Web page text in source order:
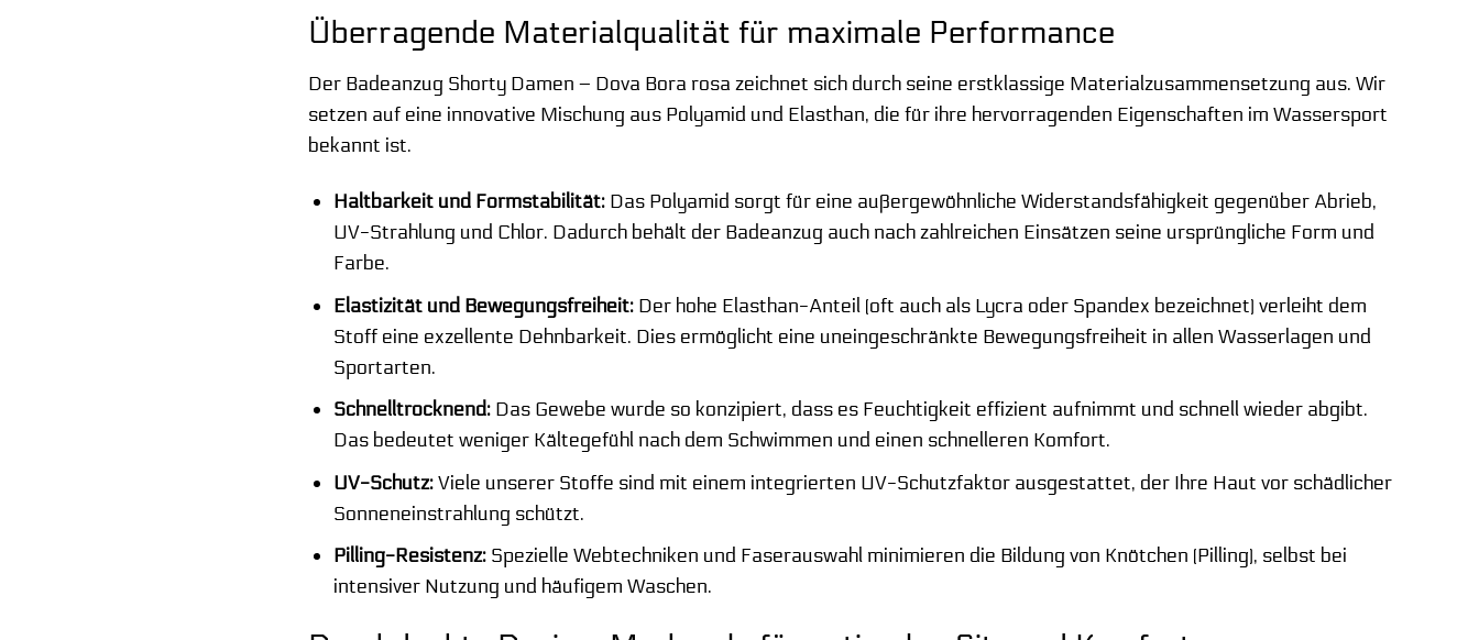
Überragende Materialqualität für maximale Performance
Der Badeanzug Shorty Damen – Dova Bora rosa zeichnet sich durch seine erstklassige Materialzusammensetzung aus. Wir
setzen auf eine innovative Mischung aus Polyamid und Elasthan, die für ihre hervorragenden Eigenschaften im Wassersport
bekannt ist.
Haltbarkeit und Formstabilität: Das Polyamid sorgt für eine außergewöhnliche Widerstandsfähigkeit gegenüber Abrieb,
UV-Strahlung und Chlor. Dadurch behält der Badeanzug auch nach zahlreichen Einsätzen seine ursprüngliche Form und
Farbe.
Elastizität und Bewegungsfreiheit: Der hohe Elasthan-Anteil (oft auch als Lycra oder Spandex bezeichnet) verleiht dem
Stoff eine exzellente Dehnbarkeit. Dies ermöglicht eine uneingeschränkte Bewegungsfreiheit in allen Wasserlagen und
Sportarten.
Schnelltrocknend: Das Gewebe wurde so konzipiert, dass es Feuchtigkeit effizient aufnimmt und schnell wieder abgibt.
Das bedeutet weniger Kältegefühl nach dem Schwimmen und einen schnelleren Komfort.
UV-Schutz:Viele unserer Stoffe sind mit einem integrierten UV-Schutzfaktor ausgestattet, der Ihre Haut vor schädlicher
Sonneneinstrahlung schützt.
Pilling-Resistenz: Spezielle Webtechniken und Faserauswahl minimieren die Bildung von Knötchen (Pilling), selbst bei
intensiver Nutzung und häufigem Waschen.